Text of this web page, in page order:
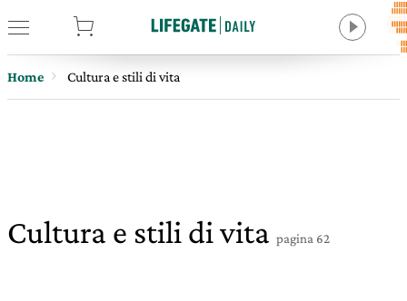
Home Cultura e stili di vita
Cultura e stili di vita pagina 62